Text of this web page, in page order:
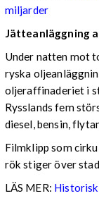
miljarder
Jätteanläggning
Under natten mot
ryska
oljeraffinaderiet i
Rysslands fem
diesel, bensin,
Filmklipp som
rök stiger över
LÄS MER: Historisk